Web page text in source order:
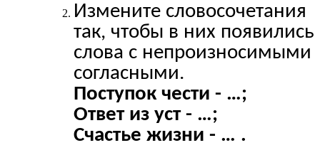
Измените словосочетания
так, чтобы в них появились
слова с непроизносимыми
согласными.
Поступок чести - …;
Ответ из уст - …;
Счастье жизни - … .